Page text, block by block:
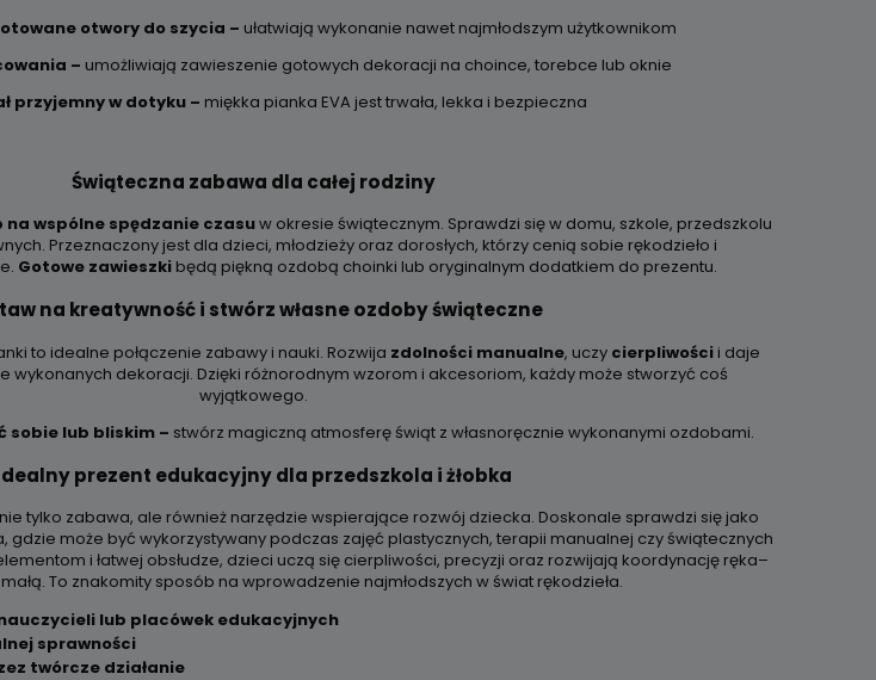
otwory do szycia – ułatwiają wykonanie nawet najmłodszym użytkownikom
– umożliwiają zawieszenie gotowych dekoracji na choince, torebce lub oknie
przyjemny w dotyku – miękka pianka EVA jest trwała, lekka i bezpieczna
Świąteczna zabawa dla całej rodziny
na wspólne spędzanie czasuw okresie świątecznym. Sprawdzi się w domu, szkole, przedszkolu
Przeznaczony jest dla dzieci, młodzieży oraz dorosłych, którzy cenią sobie rękodzieło i
Gotowe zawieszki będą piękną ozdobą choinki lub oryginalnym dodatkiem do prezentu.
na kreatywność i stwórz własne ozdoby świąteczne
to idealne połączenie zabawy i nauki. Rozwija zdolności manualne, uczy cierpliwościi daje
wykonanych dekoracji. Dzięki różnorodnym wzorom i akcesoriom, każdy może stworzyć coś
wyjątkowego.
sobie lub bliskim – stwórz magiczną atmosferę świąt z własnoręcznie wykonanymi ozdobami.
prezent edukacyjny dla przedszkola i żłobka
tylko zabawa, ale również narzędzie wspierające rozwój dziecka. Doskonale sprawdzi się jako
gdzie może być wykorzystywany podczas zajęć plastycznych, terapii manualnej czy świątecznych
i łatwej obsłudze, dzieci uczą się cierpliwości, precyzji oraz rozwijają koordynację ręka–
To znakomity sposób na wprowadzenie najmłodszych w świat rękodzieła.
lub placówek edukacyjnych
sprawności
twórcze działanie